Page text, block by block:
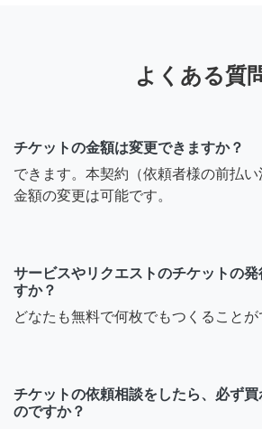
よくある質
チケットの金額は変更できますか？
できます。本契約（依頼者様の前払い
金額の変更は可能です。
サービスやリクエストのチケットの
すか？
どなたも無料で何枚でもつくることが
チケットの依頼相談をしたら、必ず
のですか？